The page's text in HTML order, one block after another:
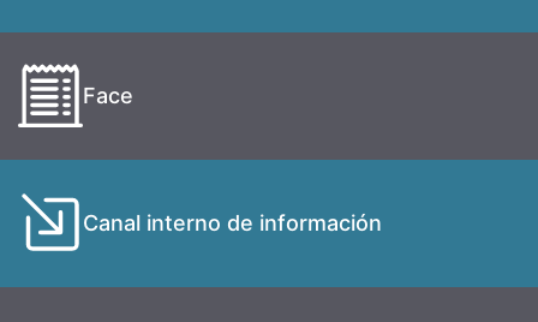
Face
Canal interno de información